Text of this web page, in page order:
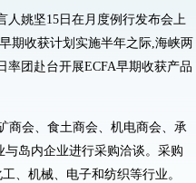
姚坚15日在月度例行发布会上
期收获计划实施半年之际,海峡两
率团赴台开展ECFA早期收获产品
会、食土商会、机电商会、承
岛内企业进行采购洽谈。采购
、机械、电子和纺织等行业。